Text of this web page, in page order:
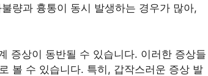
량과 흉통이 동시 발생하는 경우가 많아,
증상이 동반될 수 있습니다. 이러한 증상들
볼 수 있습니다. 특히, 갑작스러운 증상 발